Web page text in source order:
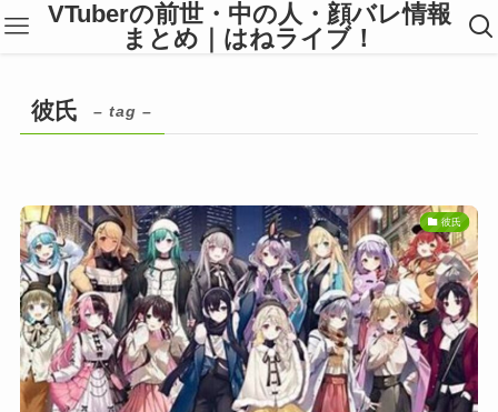
VTuberの前世・中の人・顔バレ情報
まとめ｜はねライブ！
彼氏 – tag –
彼氏